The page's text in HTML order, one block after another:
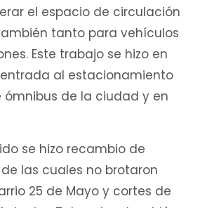
el espacio de circulación
tanto para vehículos
Este trabajo se hizo en
entrada al estacionamiento
de la ciudad y en
se hizo recambio de
las cuales no brotaron
25 de Mayo y cortes de